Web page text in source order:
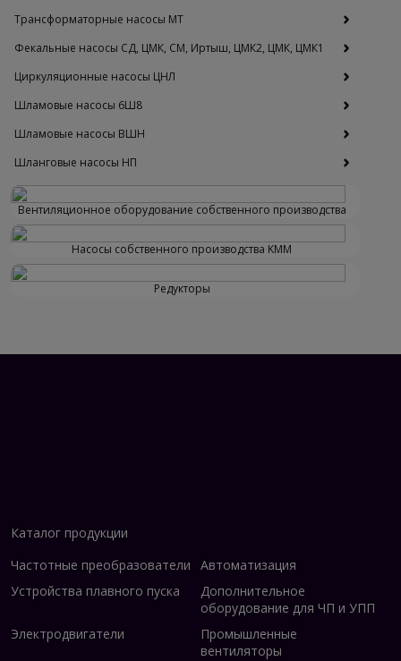
Трансформаторные насосы МТ
Фекальные насосы СД, ЦМК, СМ, Иртыш, ЦМК2, ЦМК, ЦМК1
Циркуляционные насосы ЦНЛ
Шламовые насосы 6Ш8
Шламовые насосы ВШН
Шланговые насосы НП
Вентиляционное оборудование собственного производства
Насосы собственного производства KMM
Редукторы
Каталог продукции
Частотные преобразователи
Автоматизация
Устройства плавного пуска
Дополнительное
оборудование для ЧП и УПП
Электродвигатели
Промышленные
вентиляторы